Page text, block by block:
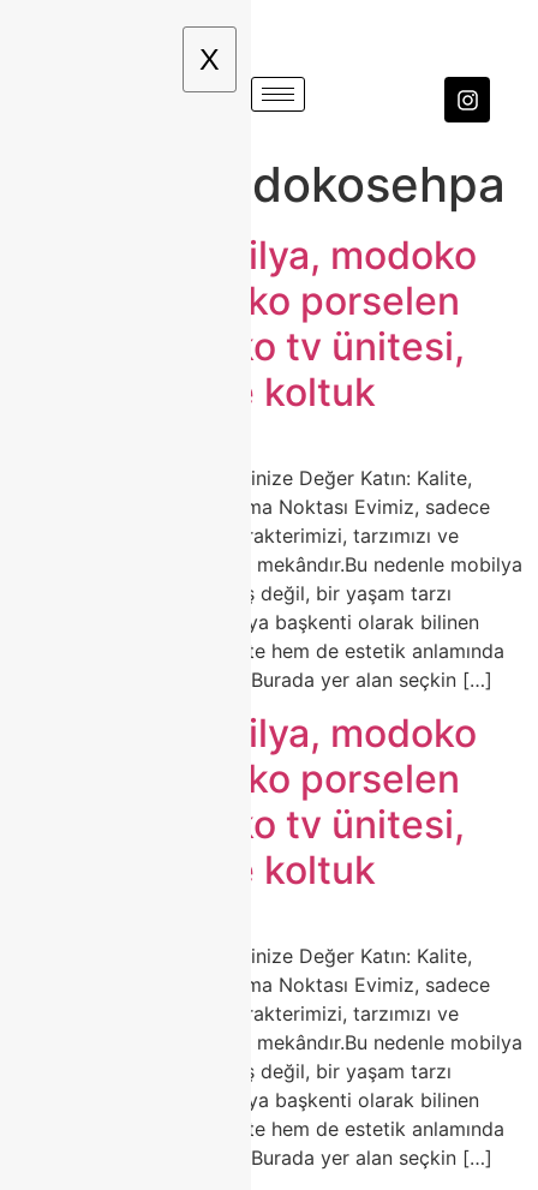
X
modokosehpa
modoko mobilya, modoko
koltuk, modoko porselen
masa, modoko tv ünitesi,
modoko köşe koltuk
🛋️ Modoko Mobilya ile Evinize Değer Katın: Kalite,
Zarafet ve Estetiğin Buluşma Noktası Evimiz, sadece
yaşadığımız alan değil; karakterimizi, tarzımızı ve
zevkimizi yansıtan en özel mekândır.Bu nedenle mobilya
seçimi, sadece bir alışveriş değil, bir yaşam tarzı
tercihidir.Türkiye’nin mobilya başkenti olarak bilinen
Modoko, yıllardır hem kalite hem de estetik anlamında
sektörün öncüsü olmuştur.Burada yer alan seçkin […]
modoko mobilya, modoko
koltuk, modoko porselen
masa, modoko tv ünitesi,
modoko köşe koltuk
🛋️ Modoko Mobilya ile Evinize Değer Katın: Kalite,
Zarafet ve Estetiğin Buluşma Noktası Evimiz, sadece
yaşadığımız alan değil; karakterimizi, tarzımızı ve
zevkimizi yansıtan en özel mekândır.Bu nedenle mobilya
seçimi, sadece bir alışveriş değil, bir yaşam tarzı
tercihidir.Türkiye’nin mobilya başkenti olarak bilinen
Modoko, yıllardır hem kalite hem de estetik anlamında
sektörün öncüsü olmuştur.Burada yer alan seçkin […]